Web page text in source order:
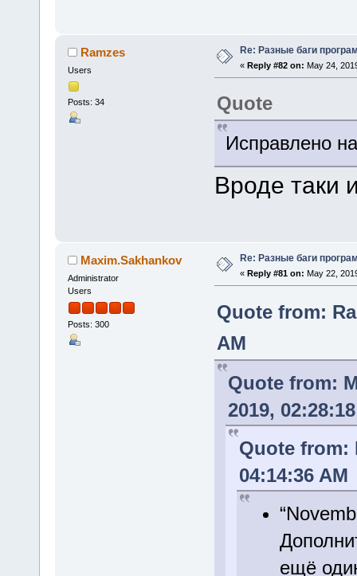
Ramzes
Users
Posts: 34
Re: Разные баги
« Reply #82 on: May 24,
Quote
Исправлено
Вроде таки
Maxim.Sakhankov
Administrator
Users
Posts: 300
Re: Разные баги
« Reply #81 on: May 22,
Quote from:
AM
Quote from:
2019,
Quote from:
04:14:36 AM
ещё